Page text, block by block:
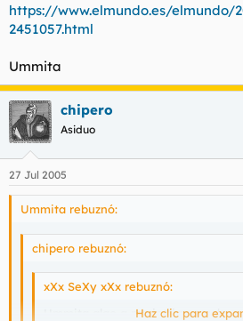
https://www.elmundo.es/elmundo/
2451057.html
Ummita
chipero
Asiduo
27 Jul 2005
Ummita rebuznó:
chipero rebuznó:
xXx SeXy xXx rebuznó:
Ummita algo q me intriga mucho
Haz clic para